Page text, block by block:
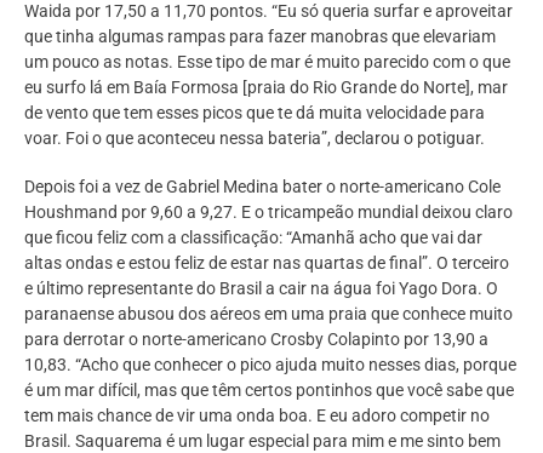
Waida por 17,50 a 11,70 pontos. “Eu só queria surfar e aproveitar
que tinha algumas rampas para fazer manobras que elevariam
um pouco as notas. Esse tipo de mar é muito parecido com o que
eu surfo lá em Baía Formosa [praia do Rio Grande do Norte], mar
de vento que tem esses picos que te dá muita velocidade para
voar. Foi o que aconteceu nessa bateria”, declarou o potiguar.
Depois foi a vez de Gabriel Medina bater o norte-americano Cole
Houshmand por 9,60 a 9,27. E o tricampeão mundial deixou claro
que ficou feliz com a classificação: “Amanhã acho que vai dar
altas ondas e estou feliz de estar nas quartas de final”. O terceiro
e último representante do Brasil a cair na água foi Yago Dora. O
paranaense abusou dos aéreos em uma praia que conhece muito
para derrotar o norte-americano Crosby Colapinto por 13,90 a
10,83. “Acho que conhecer o pico ajuda muito nesses dias, porque
é um mar difícil, mas que têm certos pontinhos que você sabe que
tem mais chance de vir uma onda boa. E eu adoro competir no
Brasil. Saquarema é um lugar especial para mim e me sinto bem